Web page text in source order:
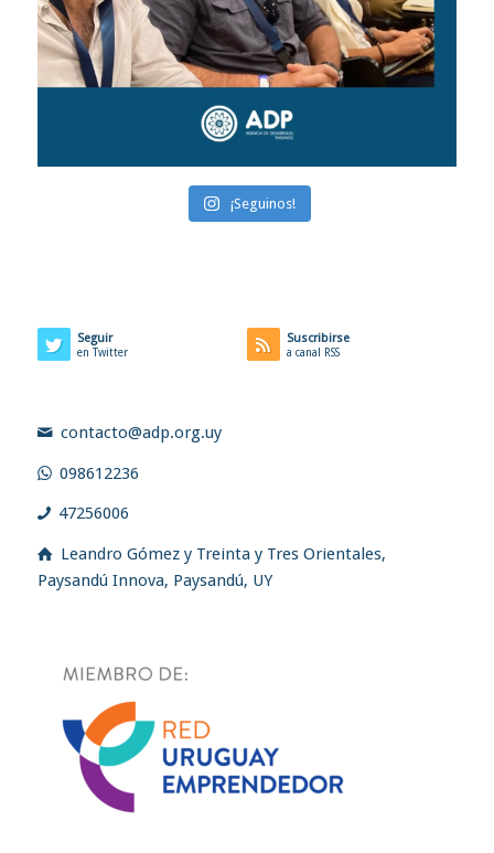
¡Seguinos!
Seguir
en Twitter
Suscribirse
a canal RSS
contacto@adp.org.uy
098612236
47256006
Leandro Gómez y Treinta y Tres Orientales,
Paysandú Innova, Paysandú, UY